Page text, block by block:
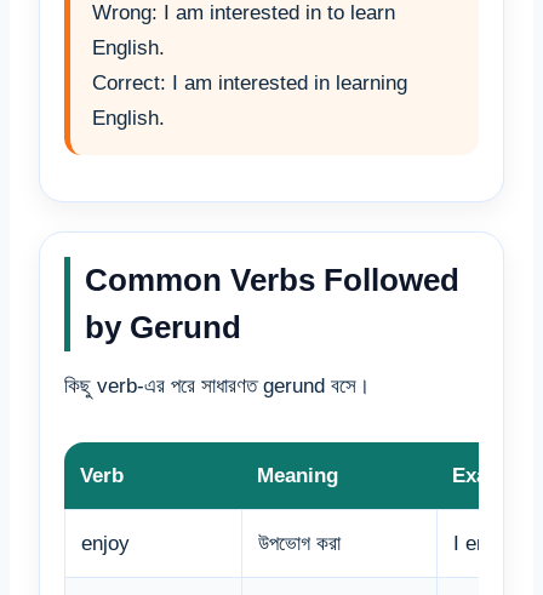
Wrong: I am interested in to learn
English.
Correct: I am interested in learning
English.
Common Verbs Followed
by Gerund
কিছু verb-এর পরে সাধারণত gerund বসে।
Verb Meaning Example
enjoy উপভোগ করা I enjoy